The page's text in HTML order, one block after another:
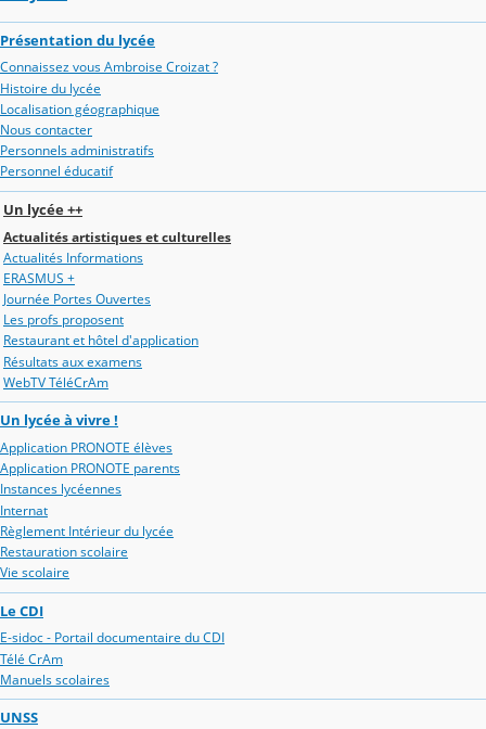
Présentation du lycée
Connaissez vous Ambroise Croizat ?
Histoire du lycée
Localisation géographique
Nous contacter
Personnels administratifs
Personnel éducatif
Un lycée ++
Actualités artistiques et culturelles
Actualités Informations
ERASMUS +
Journée Portes Ouvertes
Les profs proposent
Restaurant et hôtel d'application
Résultats aux examens
WebTV TéléCrAm
Un lycée à vivre !
Application PRONOTE élèves
Application PRONOTE parents
Instances lycéennes
Internat
Règlement Intérieur du lycée
Restauration scolaire
Vie scolaire
Le CDI
E-sidoc - Portail documentaire du CDI
Télé CrAm
Manuels scolaires
UNSS